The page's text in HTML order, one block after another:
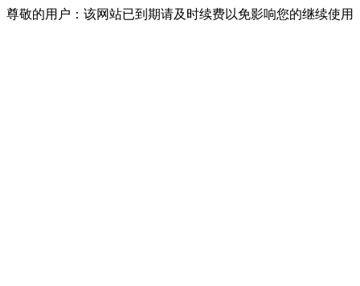
尊敬的用户：该网站已到期请及时续费以免影响您的继续使用